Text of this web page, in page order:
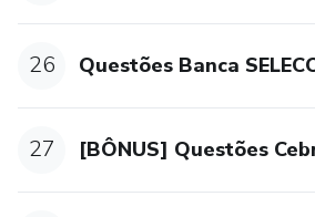
consulte o arquivo: https://bit.ly/
26 Questões Banca
27 [BÔNUS] Questões